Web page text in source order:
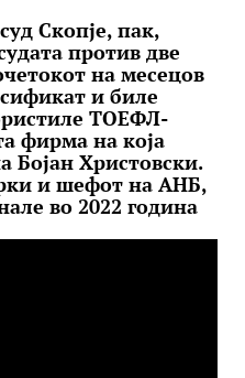
Скопје, пак,
против две
на месецов
и биле
ТОЕФЛ-
фирма на која
Бојан Христовски.
и шефот на АНБ,
во 2022 година